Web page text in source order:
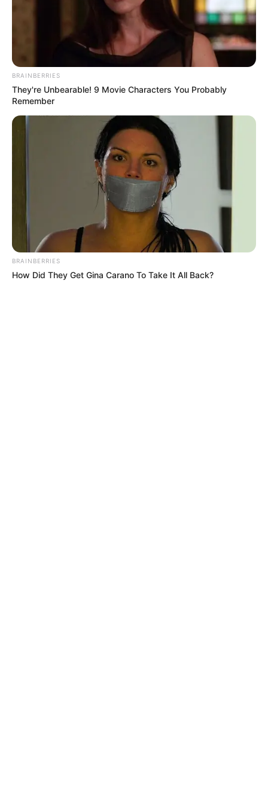
NOTICIAS ANTIOQUIA
ALCALDÍA
ANIMALES MALTRATADOS
MANTÉNGASE EN ALERTA
interesan. Para estar bien informado, por
favor, active las notificaciones de Alerta.
ACTIVAR AHORA
TEMAS DESTACADOS
EMERGENCIAS POR LLUVIAS
METRO DE MEDELLÍN
ELECCIONES PRESIDENCIALES
BRAINBERRIES
They're Unbearable! 9 Movie Characters You Probably
Remember
BRAINBERRIES
How Did They Get Gina Carano To Take It All Back?